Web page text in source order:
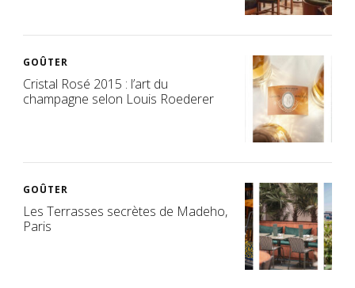
GOÛTER
Cristal Rosé 2015 : l’art du
champagne selon Louis Roederer
GOÛTER
Les Terrasses secrètes de Madeho,
Paris